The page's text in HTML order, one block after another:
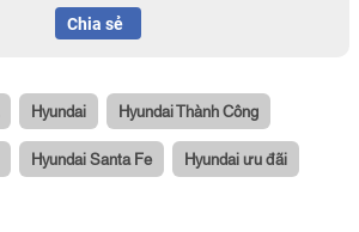
Chia sẻ
Hyundai Hyundai Thành Công
Hyundai Santa Fe Hyundai ưu đãi